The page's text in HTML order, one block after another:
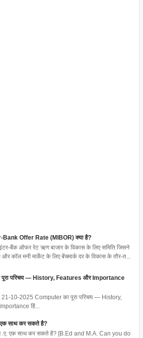
Bank Offer Rate (MIBOR) क्या है?
बैंक ऑफर रेट ऋण बाजार के विकास के लिए समिति जिसने
कॉल मनी मार्केट के लिए बेंचमार्क दर के विकास के तौर-त...
परिचय — History, Features और Importance
10-2025 Computer का पूरा परिचय — History,
हिं...
एक साथ कर सकते है?
.ए. एक साथ कर सकते है? [B.Ed and M.A. Can you do